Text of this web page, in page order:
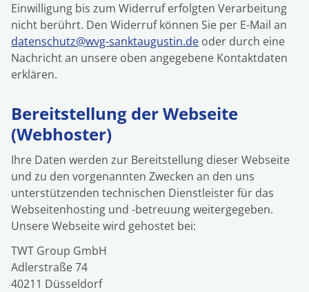
Einwilligung bis zum Widerruf erfolgten Verarbeitung
nicht berührt. Den Widerruf können Sie per E-Mail an
datenschutz@wvg-sanktaugustin.de oder durch eine
Nachricht an unsere oben angegebene Kontaktdaten
erklären.
Bereitstellung der Webseite
(Webhoster)
Ihre Daten werden zur Bereitstellung dieser Webseite
und zu den vorgenannten Zwecken an den uns
unterstützenden technischen Dienstleister für das
Webseitenhosting und -betreuung weitergegeben.
Unsere Webseite wird gehostet bei:
TWT Group GmbH
Adlerstraße 74
40211 Düsseldorf